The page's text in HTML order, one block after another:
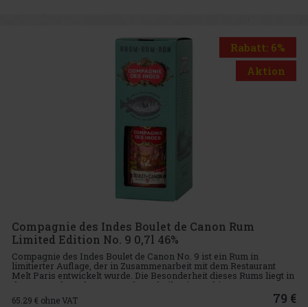
Rabatt: 6%
Aktion
Compagnie des Indes Boulet de Canon Rum
Limited Edition No. 9 0,7l 46%
Compagnie des Indes Boulet de Canon No. 9 ist ein Rum in
limitierter Auflage, der in Zusammenarbeit mit dem Restaurant
Melt Paris entwickelt wurde. Die Besonderheit dieses Rums liegt in
der Anwendung der Fat-Wash-Technik mit rauchigem Fett von
gegril
65.29 € ohne VAT 79 €